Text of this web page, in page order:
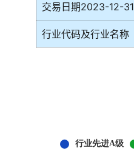
交易日期2023-12-31
行业代码及行业名称